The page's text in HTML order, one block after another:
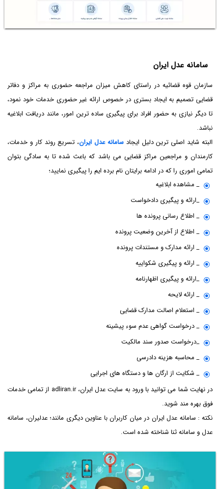
سامانه عدل ایران
سازمان قوه قضائیه در راستای کاهش میزان مراجعه حضوری به مراکز و دفاتر
قضایی تصمیم به ایجاد بستری در خصوص ارائه غیر حضوری خدمات خود نمود،
تا دیگر نیازی به حضور افراد برای پیگیری ساده ترین امور، مانند دریافت ابلاغیه
نباشد.
البته شاید اصلی ترین دلیل ایجادسامانه عدل ایران، تسریع روند کار و خدمات،
کارمندان و مراجعین مراکز قضایی می باشد که باعث شده تا به سادگی بتوان
تمامی اموری را که در ادامه برایتان نام برده ایم را پیگیری نمایید؛
_ مشاهده ابلاغیه
_ارائه و پیگیری دادخواست
_ اطلاع رسانی پرونده ها
_ اطلاع از آخرین وضعیت پرونده
_ ارائه مدارک و مستندات پرونده
_ ارائه و پیگیری شکواییه
_ارائه و پیگیری اظهارنامه
_ ارائه لایحه
_ استعلام اصالت مدارک قضایی
_ درخواست گواهی عدم سوء پیشینه
_درخواست صدور سند مالکیت
_ محاسبه هزینه دادرسی
_ شکایت از ارگان ها و دستگاه های اجرایی
در نهایت شما می توانید با ورود به سایت عدل ایران، adliran.ir از تمامی خدمات
فوق بهره مند شوید.
نکته : سامانه عدل ایران در میان کاربران با عناوین دیگری مانند؛ عدلیران، سامانه
عدل و سامانه ثنا شناخته شده است.